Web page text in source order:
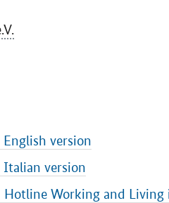
English version
Italian version
Hotline Working and Living